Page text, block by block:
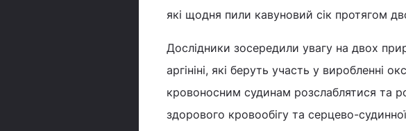
які щодня пили кавуновий сік протягом
Дослідники зосередили увагу на двох
аргініні, які беруть участь у виробленні
кровоносним судинам розслаблятися
здорового кровообігу та серцево-судинної